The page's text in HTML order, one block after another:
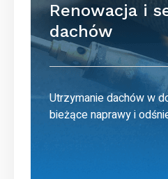
Renowacja i
dachów
Utrzymanie dachów w
bieżące naprawy i